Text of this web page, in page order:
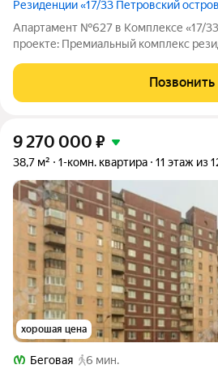
Резиденции «17/33 Петровский
Апартамент №627 в Комплексе «17/
проекте: Премиальный комплекс
сервиса и необыкновенной панорамы
Позвонить
9 270 000 ₽
38,7 м² 1-комн. квартира 11 этаж из
хорошая цена
Беговая
6 мин.